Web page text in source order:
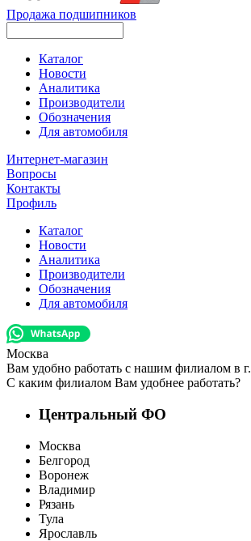
Продажа подшипников
Каталог
Новости
Аналитика
Производители
Обозначения
Для автомобиля
Интернет-магазин
Вопросы
Контакты
Профиль
Каталог
Новости
Аналитика
Производители
Обозначения
Для автомобиля
Москва
Вам удобно работать с нашим филиалом в г.
С каким филиалом Вам удобнее работать?
Центральный ФО
Москва
Белгород
Воронеж
Владимир
Рязань
Тула
Ярославль